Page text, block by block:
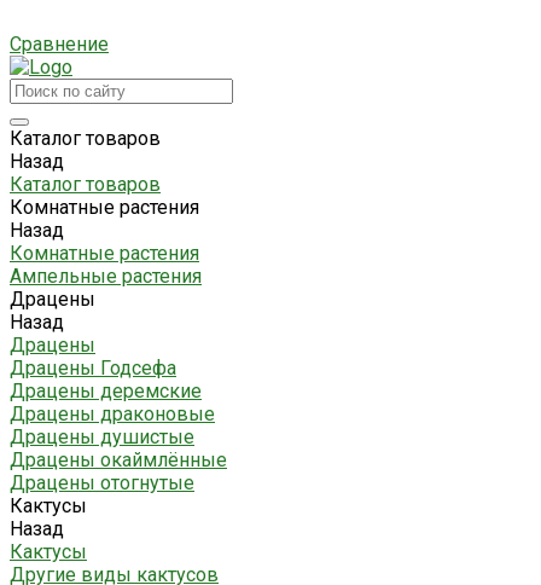
Сравнение
Каталог товаров
Назад
Каталог товаров
Комнатные растения
Назад
Комнатные растения
Ампельные растения
Драцены
Назад
Драцены
Драцены Годсефа
Драцены деремские
Драцены драконовые
Драцены душистые
Драцены окаймлённые
Драцены отогнутые
Кактусы
Назад
Кактусы
Другие виды кактусов